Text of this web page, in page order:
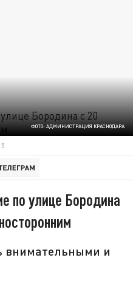
ФОТО: АДМИНИСТРАЦИЯ КРАСНОДАРА
по улице Бородина
внимательными и